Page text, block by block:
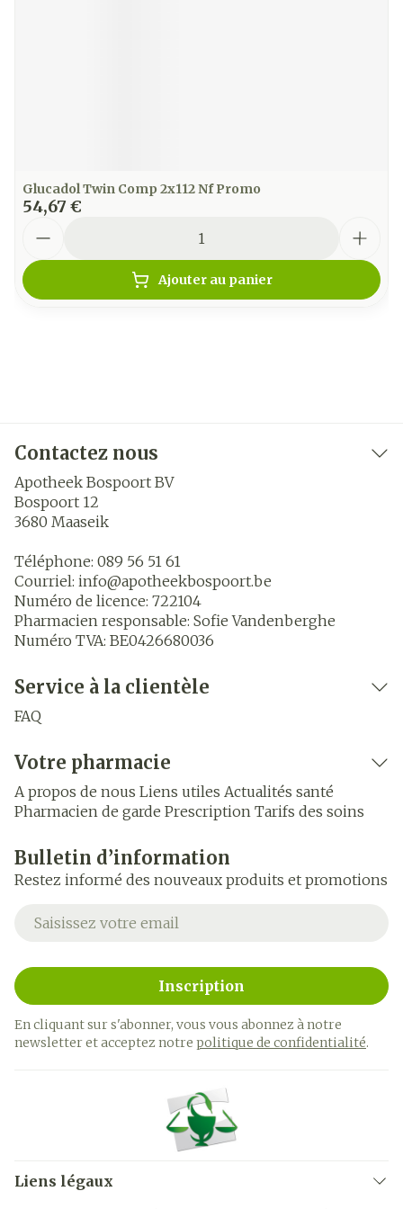
Glucadol Twin Comp 2x112 Nf Promo
54,67 €
Ajouter au panier
Contactez nous
Apotheek Bospoort BV
Bospoort 12
3680 Maaseik
Téléphone: 089 56 51 61
Courriel: info@apotheekbospoort.be
Numéro de licence: 722104
Pharmacien responsable: Sofie Vandenberghe
Numéro TVA: BE0426680036
Service à la clientèle
FAQ
Votre pharmacie
A propos de nous Liens utiles Actualités santé
Pharmacien de garde Prescription Tarifs des soins
Bulletin d’information
Restez informé des nouveaux produits et promotions
Adresse mail
Inscription
En cliquant sur s'abonner, vous vous abonnez à notre
newsletter et acceptez notre politique de confidentialité.
Liens légaux